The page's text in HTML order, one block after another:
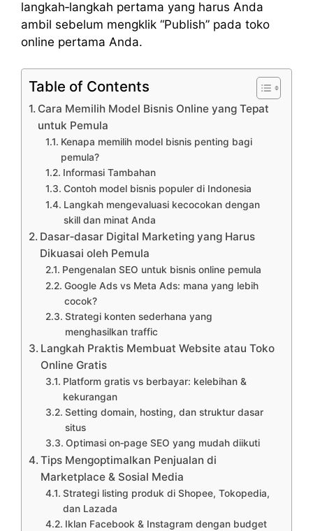
langkah‑langkah pertama yang harus Anda
ambil sebelum mengklik “Publish” pada toko
online pertama Anda.
Table of Contents
Cara Memilih Model Bisnis Online yang Tepat
untuk Pemula
Kenapa memilih model bisnis penting bagi
pemula?
Informasi Tambahan
Contoh model bisnis populer di Indonesia
Langkah mengevaluasi kecocokan dengan
skill dan minat Anda
Dasar‑dasar Digital Marketing yang Harus
Dikuasai oleh Pemula
Pengenalan SEO untuk bisnis online pemula
Google Ads vs Meta Ads: mana yang lebih
cocok?
Strategi konten sederhana yang
menghasilkan traffic
Langkah Praktis Membuat Website atau Toko
Online Gratis
Platform gratis vs berbayar: kelebihan &
kekurangan
Setting domain, hosting, dan struktur dasar
situs
Optimasi on‑page SEO yang mudah diikuti
Tips Mengoptimalkan Penjualan di
Marketplace & Sosial Media
Strategi listing produk di Shopee, Tokopedia,
dan Lazada
Iklan Facebook & Instagram dengan budget